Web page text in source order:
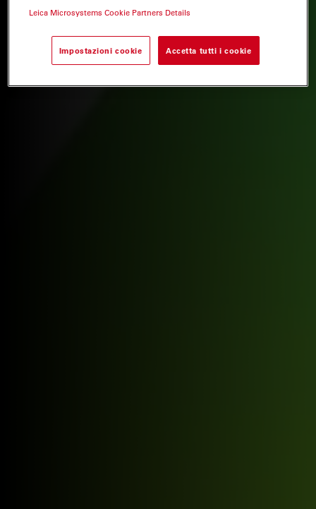
Leica Microsystems Cookie Partners Details
Impostazioni cookie Accetta tutti i cookie